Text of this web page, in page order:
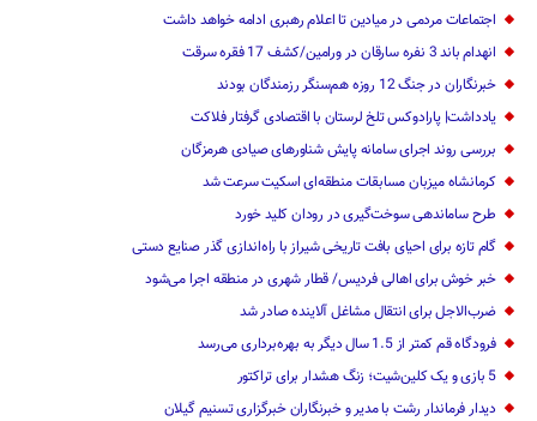
اجتماعات مردمی در میادین تا اعلام رهبری ادامه خواهد داشت
انهدام باند 3 نفره سارقان در ورامین/کشف 17 فقره سرقت
خبرنگاران در جنگ 12 روزه هم‌سنگر رزمندگان بودند
یادداشت| پارادوکس تلخ لرستان با اقتصادی گرفتار فلاکت
بررسی روند اجرای سامانه پایش شناورهای صیادی هرمزگان
کرمانشاه میزبان مسابقات منطقه‌ای اسکیت سرعت شد
طرح ساماندهی سوخت‌گیری در رودان کلید خورد
گام تازه برای احیای بافت تاریخی شیراز با راه‌اندازی گذر صنایع دستی
خبر خوش برای اهالی‌ ‌فردیس/ قطار شهری در منطقه اجرا می‌شود
ضرب‌الاجل برای انتقال مشاغل آلاینده صادر شد
فرودگاه قم کمتر از 1.5 سال دیگر به بهره‌برداری می‌رسد
5 بازی و یک کلین‌شیت؛ زنگ هشدار برای تراکتور
دیدار فرماندار رشت با مدیر و خبرنگاران خبرگزاری تسنیم گیلان